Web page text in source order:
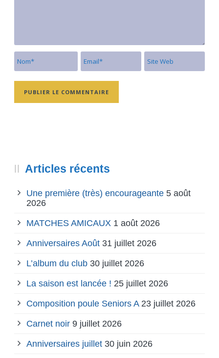
Articles récents
Une première (très) encourageante 5 août
2026
MATCHES AMICAUX 1 août 2026
Anniversaires Août 31 juillet 2026
L’album du club 30 juillet 2026
La saison est lancée ! 25 juillet 2026
Composition poule Seniors A 23 juillet 2026
Carnet noir 9 juillet 2026
Anniversaires juillet 30 juin 2026